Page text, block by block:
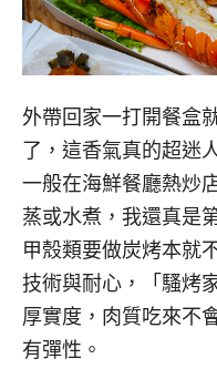
外帶回家一打開餐盒
了，這香氣真的超迷
一般在海鮮餐廳熱炒
蒸或水煮，我還真是
甲殼類要做炭烤本就
技術與耐心，「騷烤
厚實度，肉質吃來不
有彈性。